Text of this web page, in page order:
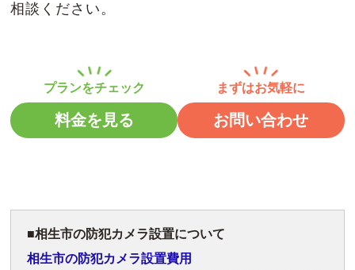
相談ください。
料金を見る お問い合わせ
相生市の防犯カメラ設置について
相生市の防犯カメラ設置費用